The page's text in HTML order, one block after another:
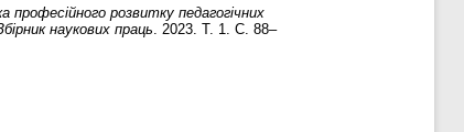
професійного розвитку педагогічних
наукових праць. 2023. Т. 1. С. 88–